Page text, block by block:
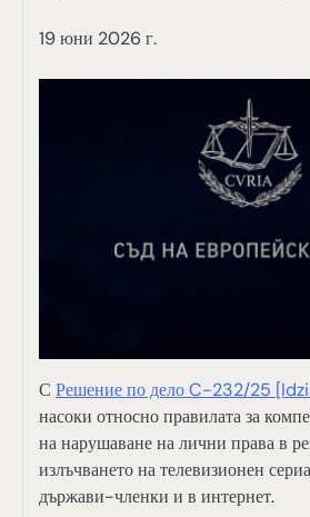
19 юни 2026 г.
С Решение по дело C-232/25
насоки относно правилата за
на нарушаване на лични права в
излъчването на телевизионен
държави-членки и в интернет.